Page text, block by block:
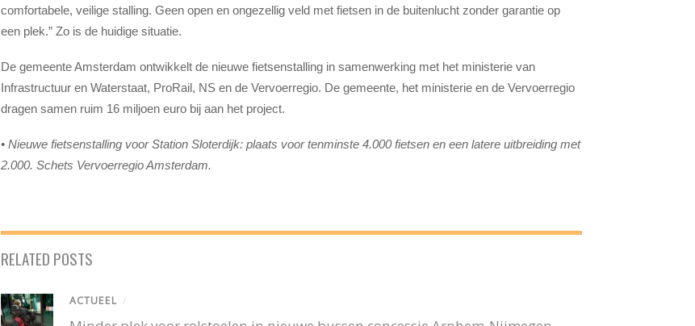
comfortabele, veilige stalling. Geen open en ongezellig veld met fietsen in de buitenlucht zonder garantie op
een plek.” Zo is de huidige situatie.
De gemeente Amsterdam ontwikkelt de nieuwe fietsenstalling in samenwerking met het ministerie van
Infrastructuur en Waterstaat, ProRail, NS en de Vervoerregio. De gemeente, het ministerie en de Vervoerregio
dragen samen ruim 16 miljoen euro bij aan het project.
• Nieuwe fietsenstalling voor Station Sloterdijk: plaats voor tenminste 4.000 fietsen en een latere uitbreiding met
2.000. Schets Vervoerregio Amsterdam.
RELATED POSTS
ACTUEEL /